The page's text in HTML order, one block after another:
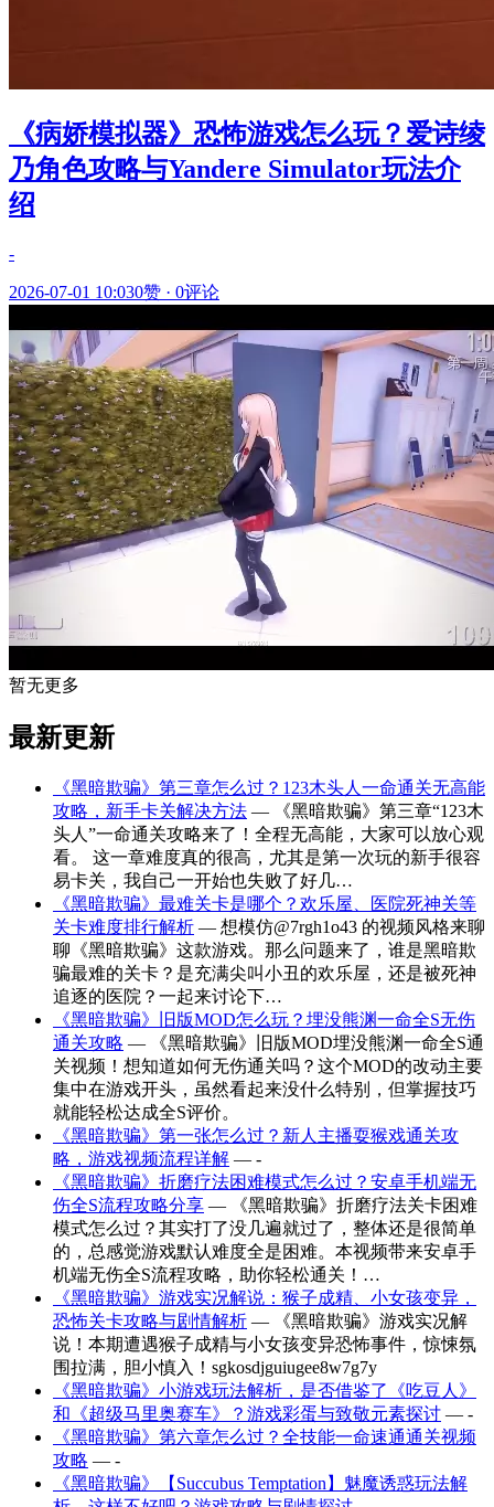
《病娇模拟器》恐怖游戏怎么玩？爱诗绫
乃角色攻略与Yandere Simulator玩法介
绍
-
2026-07-01 10:030赞 · 0评论
暂无更多
最新更新
《黑暗欺骗》第三章怎么过？123木头人一命通关无高能
攻略，新手卡关解决方法 — 《黑暗欺骗》第三章“123木
头人”一命通关攻略来了！全程无高能，大家可以放心观
看。 这一章难度真的很高，尤其是第一次玩的新手很容
易卡关，我自己一开始也失败了好几…
《黑暗欺骗》最难关卡是哪个？欢乐屋、医院死神关等
关卡难度排行解析 — 想模仿@7rgh1o43 的视频风格来聊
聊《黑暗欺骗》这款游戏。那么问题来了，谁是黑暗欺
骗最难的关卡？是充满尖叫小丑的欢乐屋，还是被死神
追逐的医院？一起来讨论下…
《黑暗欺骗》旧版MOD怎么玩？埋没熊渊一命全S无伤
通关攻略 — 《黑暗欺骗》旧版MOD埋没熊渊一命全S通
关视频！想知道如何无伤通关吗？这个MOD的改动主要
集中在游戏开头，虽然看起来没什么特别，但掌握技巧
就能轻松达成全S评价。
《黑暗欺骗》第一张怎么过？新人主播耍猴戏通关攻
略，游戏视频流程详解 — -
《黑暗欺骗》折磨疗法困难模式怎么过？安卓手机端无
伤全S流程攻略分享 — 《黑暗欺骗》折磨疗法关卡困难
模式怎么过？其实打了没几遍就过了，整体还是很简单
的，总感觉游戏默认难度全是困难。本视频带来安卓手
机端无伤全S流程攻略，助你轻松通关！…
《黑暗欺骗》游戏实况解说：猴子成精、小女孩变异，
恐怖关卡攻略与剧情解析 — 《黑暗欺骗》游戏实况解
说！本期遭遇猴子成精与小女孩变异恐怖事件，惊悚氛
围拉满，胆小慎入！sgkosdjguiugee8w7g7y
《黑暗欺骗》小游戏玩法解析，是否借鉴了《吃豆人》
和《超级马里奥赛车》？游戏彩蛋与致敬元素探讨 — -
《黑暗欺骗》第六章怎么过？全技能一命速通通关视频
攻略 — -
《黑暗欺骗》【Succubus Temptation】魅魔诱惑玩法解